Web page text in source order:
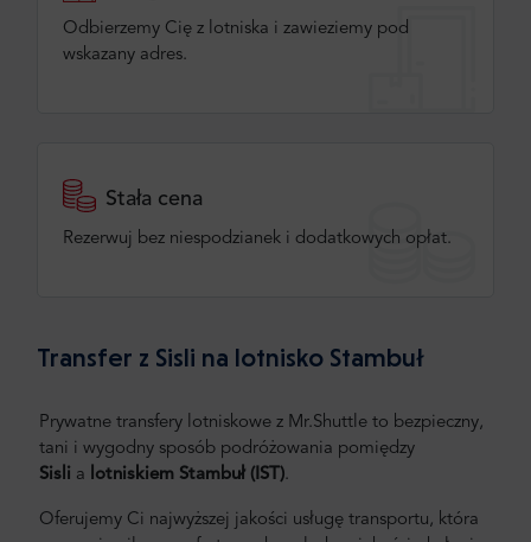
Odbierzemy Cię z lotniska i zawieziemy pod
wskazany adres.
Stała cena
Rezerwuj bez niespodzianek i dodatkowych opłat.
Transfer z Sisli na lotnisko Stambuł
Prywatne transfery lotniskowe z Mr.Shuttle to bezpieczny,
tani i wygodny sposób podróżowania pomiędzy
Sisli a lotniskiem Stambuł (IST).
Oferujemy Ci najwyższej jakości usługę transportu, która